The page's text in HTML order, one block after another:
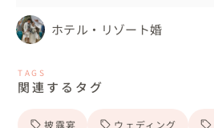
ホテル・リゾート婚
TAGS
関連するタグ
披露宴 ウェディング